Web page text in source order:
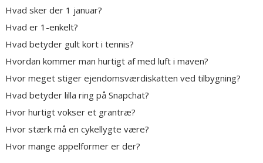
Hvad sker der 1 januar?
Hvad er 1-enkelt?
Hvad betyder gult kort i tennis?
Hvordan kommer man hurtigt af med luft i maven?
Hvor meget stiger ejendomsværdiskatten ved tilbygning?
Hvad betyder lilla ring på Snapchat?
Hvor hurtigt vokser et grantræ?
Hvor stærk må en cykellygte være?
Hvor mange appelformer er der?